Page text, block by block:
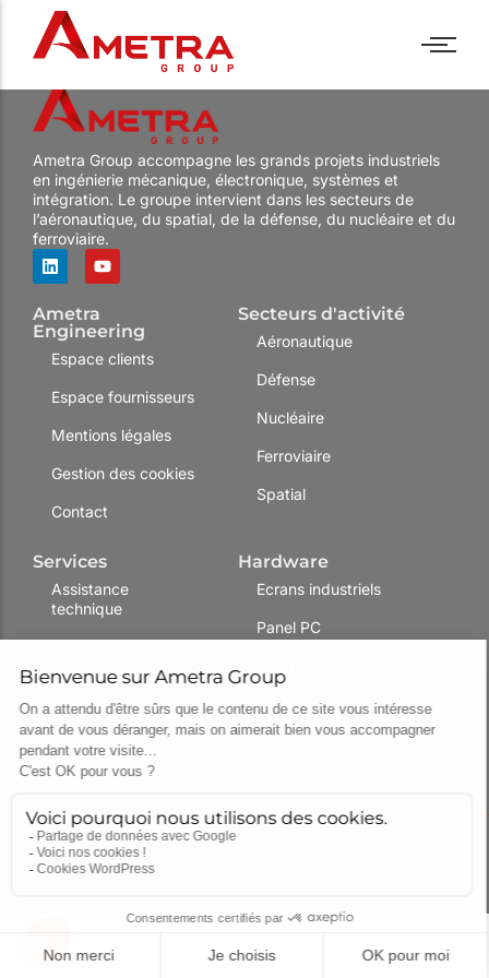
Industries
Métiers
Assistance technique
Forfait
Centre de services
Formations
Bancs de test
PC industriels
Panel PC
Ecrans industriels
Sur mesure
Politique RH
Nos offres
Nos engagements
Témoignages
Industries
Métiers
Assistance technique
Forfait
Centre de services
Formations
Bancs de test
PC industriels
Panel PC
Ecrans industriels
Sur mesure
Politique RH
Nos offres
Nos engagements
Témoignages
Ametra Group accompagne les grands projets industriels
en ingénierie mécanique, électronique, systèmes et
intégration. Le groupe intervient dans les secteurs de
l’aéronautique, du spatial, de la défense, du nucléaire et du
ferroviaire.
Ametra
Engineering
Espace clients
Espace fournisseurs
Mentions légales
Gestion des cookies
Contact
Secteurs d'activité
Aéronautique
Défense
Nucléaire
Ferroviaire
Spatial
Services
Assistance
technique
Centre de services
Formations
R&D
Hardware
Ecrans industriels
Panel PC
PC industriels